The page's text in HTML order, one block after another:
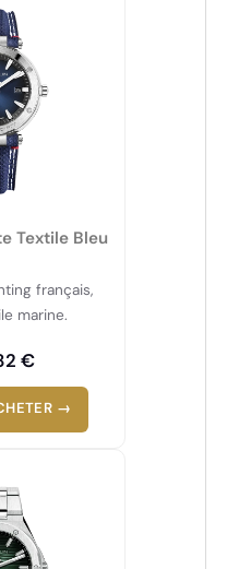
Textile Bleu
français,
marine.
€
→